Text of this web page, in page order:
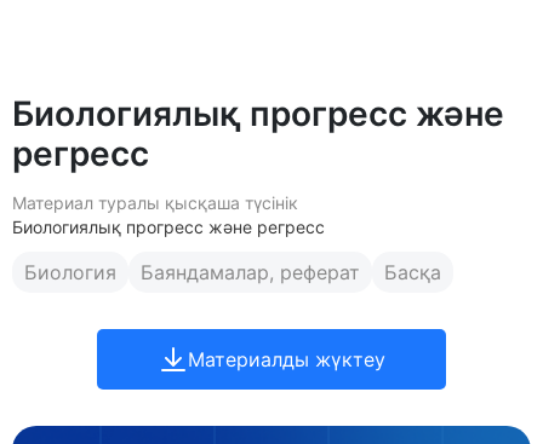
Биологиялық прогресс және
регресс
Материал туралы қысқаша түсінік
Биологиялық прогресс және регресс
Биология Баяндамалар, реферат Басқа
Материалды жүктеу